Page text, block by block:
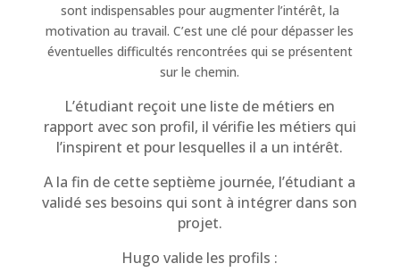
sont indispensables pour augmenter l’intérêt, la
motivation au travail. C’est une clé pour dépasser les
éventuelles difficultés rencontrées qui se présentent
sur le chemin.
L’étudiant reçoit une liste de métiers en
rapport avec son profil, il vérifie les métiers qui
l’inspirent et pour lesquelles il a un intérêt.
A la fin de cette septième journée, l’étudiant a
validé ses besoins qui sont à intégrer dans son
projet.
Hugo valide les profils :